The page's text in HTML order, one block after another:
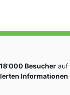
18'000 Besucher auf
Informationen